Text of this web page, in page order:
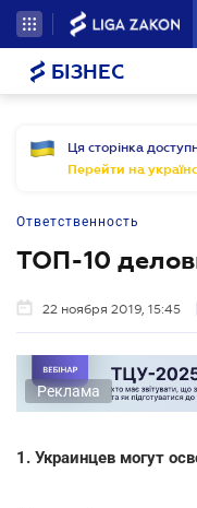
БІЗНЕС
Ця сторінка
Перейти на
Ответственность
ТОП-10
22 ноября 2019, 15:45
Реклама
1. Украинцев могут